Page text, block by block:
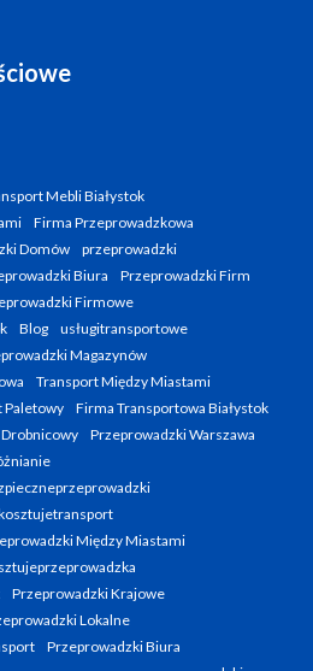
Mebli Białystok
Firma Przeprowadzkowa
Domów
przeprowadzki
Biura
Przeprowadzki Firm
Firmowe
Blog
usługitransportowe
Magazynów
Transport Między Miastami
Paletowy
Firma Transportowa Białystok
Przeprowadzki Warszawa
Między Miastami
Przeprowadzki Krajowe
Lokalne
Przeprowadzki Biura